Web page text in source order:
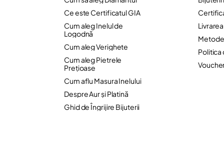
Ce este Certificatul GIA
Cum aleg Inelul de
Logodnă
Cum aleg Verighete
Cum aleg Pietrele
Preţioase
Cum aflu Masura Inelului
Despre Aur și Platină
Ghid de Îngrijire Bijuterii
Politica